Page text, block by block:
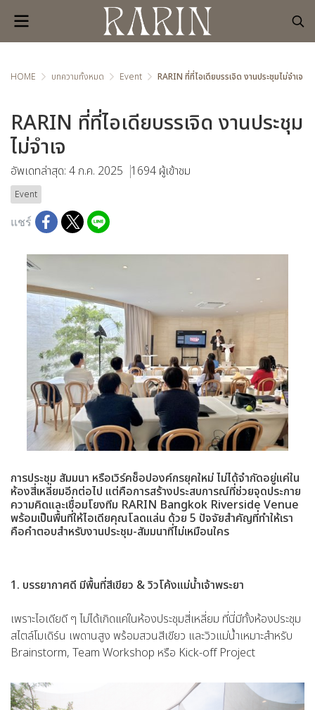
HOME บทความทั้งหมด Event RARIN ที่ที่ไอเดียบรรเจิด งานประชุมไม่จำเจ
RARIN ที่ที่ไอเดียบรรเจิด งานประชุม
ไม่จำเจ
อัพเดทล่าสุด: 4 ก.ค. 2025 1694 ผู้เข้าชม
Event
แชร์
การประชุม สัมมนา หรือเวิร์คช็อปองค์กรยุคใหม่ ไม่ได้จำกัดอยู่แค่ใน
ห้องสี่เหลี่ยมอีกต่อไป แต่คือการสร้างประสบการณ์ที่ช่วยจุดประกาย
ความคิดและเชื่อมโยงทีม RARIN Bangkok Riverside Venue
พร้อมเป็นพื้นที่ให้ไอเดียคุณโลดแล่น ด้วย 5 ปัจจัยสำคัญที่ทำให้เรา
คือคำตอบสำหรับงานประชุม-สัมมนาที่ไม่เหมือนใคร
1. บรรยากาศดี มีพื้นที่สีเขียว & วิวโค้งแม่น้ำเจ้าพระยา
เพราะไอเดียดี ๆ ไม่ได้เกิดแค่ในห้องประชุมสี่เหลี่ยม ที่นี่มีทั้งห้องประชุม
สไตล์โมเดิร์น เพดานสูง พร้อมสวนสีเขียว และวิวแม่น้ำเหมาะสำหรับ
Brainstorm, Team Workshop หรือ Kick-off Project